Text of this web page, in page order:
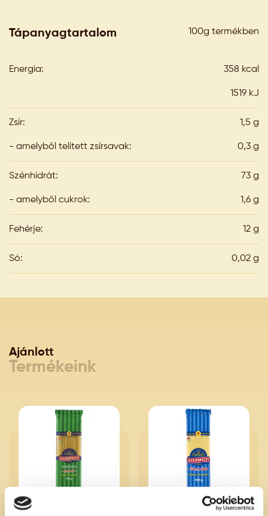
Tápanyagtartalom 100g termékben
Energia: 358 kcal
1519 kJ
Zsír: 1,5 g
- amelyből telített zsírsavak: 0,3 g
Szénhidrát: 73 g
- amelyből cukrok: 1,6 g
Fehérje: 12 g
Só: 0,02 g
Ajánlott
Termékeink